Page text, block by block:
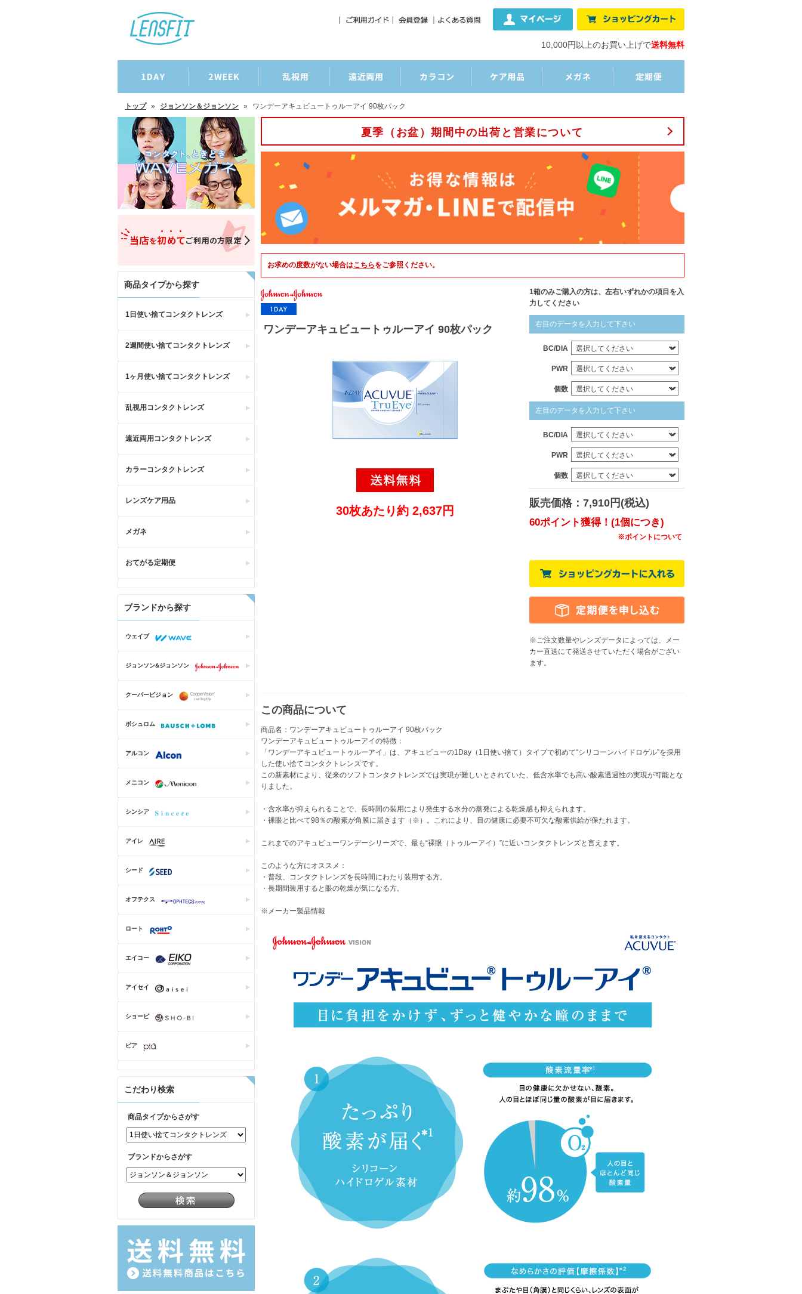
10,000円以上のお買い上げで送料無料
トップ » ジョンソン＆ジョンソン » ワンデーアキュビュートゥルーアイ 90枚パック
商品タイプから探す
1日使い捨てコンタクトレンズ
2週間使い捨てコンタクトレンズ
1ヶ月使い捨てコンタクトレンズ
乱視用コンタクトレンズ
遠近両用コンタクトレンズ
カラーコンタクトレンズ
レンズケア用品
メガネ
おてがる定期便
ブランドから探す
ウェイブ
ジョンソン&ジョンソン
クーパービジョン
ボシュロム
アルコン
メニコン
シンシア
アイレ
シード
オフテクス
ロート
エイコー
アイセイ
ショービ
ピア
こだわり検索
商品タイプからさがす
ブランドからさがす
夏季（お盆）期間中の出荷と営業について
お求めの度数がない場合はこちらをご参照ください。
ワンデーアキュビュートゥルーアイ 90枚パック
30枚あたり約 2,637円
1箱のみご購入の方は、左右いずれかの項目を入
力してください
右目のデータを入力して下さい
BC/DIA
PWR
個数
左目のデータを入力して下さい
BC/DIA
PWR
個数
販売価格：7,910円(税込)
60ポイント獲得！(1個につき)
※ポイントについて
※ご注文数量やレンズデータによっては、メー
カー直送にて発送させていただく場合がござい
ます。
この商品について
商品名：ワンデーアキュビュートゥルーアイ 90枚パック
ワンデーアキュビュートゥルーアイの特徴：
「ワンデーアキュビュートゥルーアイ」は、アキュビューの1Day（1日使い捨て）タイプで初めて“シリコーンハイドロゲル”を採用
した使い捨てコンタクトレンズです。
この新素材により、従来のソフトコンタクトレンズでは実現が難しいとされていた、低含水率でも高い酸素透過性の実現が可能とな
りました。
・含水率が抑えられることで、長時間の装用により発生する水分の蒸発による乾燥感も抑えられます。
・裸眼と比べて98％の酸素が角膜に届きます（※）。これにより、目の健康に必要不可欠な酸素供給が保たれます。
これまでのアキュビューワンデーシリーズで、最も“裸眼（トゥルーアイ）”に近いコンタクトレンズと言えます。
このような方にオススメ：
・普段、コンタクトレンズを長時間にわたり装用する方。
・長期間装用すると眼の乾燥が気になる方。
※メーカー製品情報